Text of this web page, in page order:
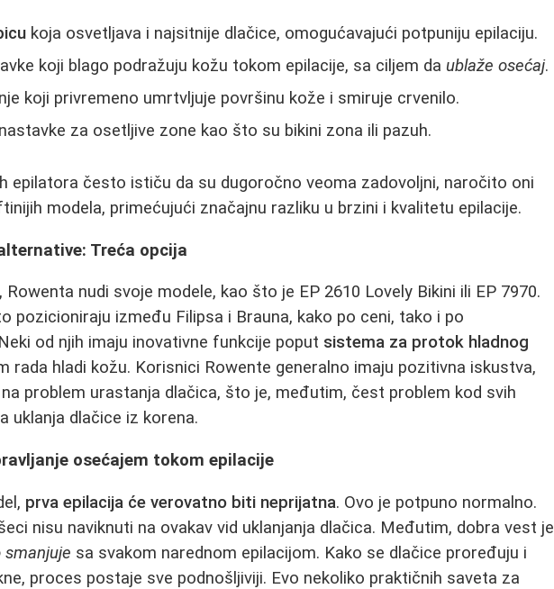
koja osvetljava i najsitnije dlačice, omogućavajući potpuniju epilaciju.
koji blago podražuju kožu tokom epilacije, sa ciljem da ublaže osećaj.
koji privremeno umrtvljuje površinu kože i smiruje crvenilo.
za osetljive zone kao što su bikini zona ili pazuh.
epilatora često ističu da su dugoročno veoma zadovoljni, naročito oni
modela, primećujući značajnu razliku u brzini i kvalitetu epilacije.
Treća opcija
Rowenta nudi svoje modele, kao što je EP 2610 Lovely Bikini ili EP 7970.
pozicioniraju između Filipsa i Brauna, kako po ceni, tako i po
od njih imaju inovativne funkcije poput sistema za protok hladnog
rada hladi kožu. Korisnici Rowente generalno imaju pozitivna iskustva,
problem urastanja dlačica, što je, međutim, čest problem kod svih
uklanja dlačice iz korena.
osećajem tokom epilacije
prva epilacija će verovatno biti neprijatna. Ovo je potpuno normalno.
nisu naviknuti na ovakav vid uklanjanja dlačica. Međutim, dobra vest je
smanjuje sa svakom narednom epilacijom. Kako se dlačice proređuju i
proces postaje sve podnošljiviji. Evo nekoliko praktičnih saveta za